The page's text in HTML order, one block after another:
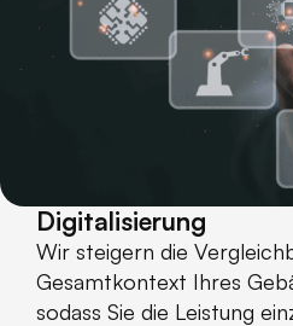
Digitalisierung
Wir steigern die
Gesamtkontext Ihres
sodass Sie die Leistung